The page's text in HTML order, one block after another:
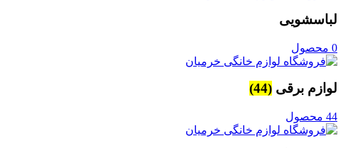
لباسشویی
0 محصول
لوازم برقی (44)
44 محصول